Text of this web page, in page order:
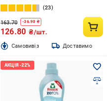
23
163.70 -36.90 ₴
126.80 ₴/шт.
Cамовивіз Доставимо